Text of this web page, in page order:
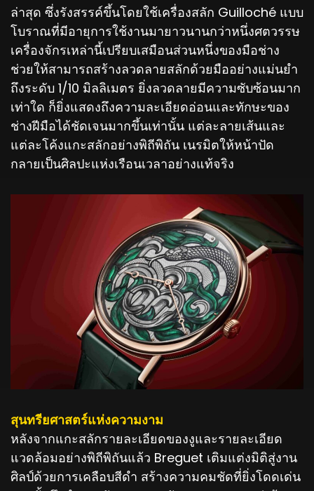
ล่าสุด ซึ่งรังสรรค์ขึ้นโดยใช้เครื่องสลัก Guilloché แบบ
โบราณที่มีอายุการใช้งานมายาวนานกว่าหนึ่งศตวรรษ
เครื่องจักรเหล่านี้เปรียบเสมือนส่วนหนึ่งของมือช่าง
ช่วยให้สามารถสร้างลวดลายสลักด้วยมืออย่างแม่นยำ
ถึงระดับ 1/10 มิลลิเมตร ยิ่งลวดลายมีความซับซ้อนมาก
เท่าใด ก็ยิ่งแสดงถึงความละเอียดอ่อนและทักษะของ
ช่างฝีมือได้ชัดเจนมากขึ้นเท่านั้น แต่ละลายเส้นและ
แต่ละโค้งแกะสลักอย่างพิถีพิถัน เนรมิตให้หน้าปัด
กลายเป็นศิลปะแห่งเรือนเวลาอย่างแท้จริง
สุนทรียศาสตร์แห่งความงาม
หลังจากแกะสลักรายละเอียดของงูและรายละเอียด
แวดล้อมอย่างพิถีพิถันแล้ว Breguet เติมแต่งมิติสู่งาน
ศิลป์ด้วยการเคลือบสีดำ สร้างความคมชัดที่ยิ่งโดดเด่น